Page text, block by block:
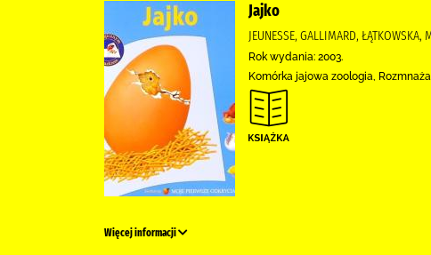
Jajko
JEUNESSE, GALLIMARD,
Rok wydania: 2003.
Komórka jajowa zoologia,
Więcej informacji